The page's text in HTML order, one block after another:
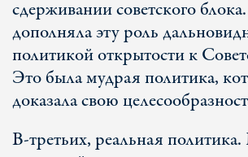
сдерживании советского
дополняла эту роль
политикой открытости к
Это была мудрая политика,
доказала свою
В-третьих, реальная